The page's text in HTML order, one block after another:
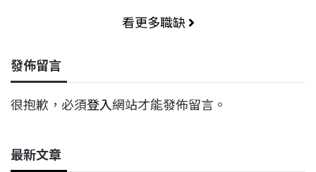
看更多職缺
發佈留言
很抱歉，必須登入網站才能發佈留言。
最新文章